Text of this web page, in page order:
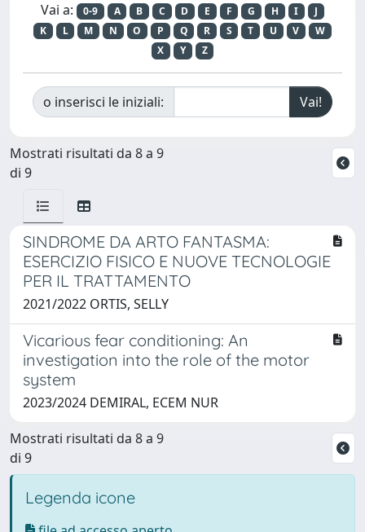
Vai a: 0-9 A B C D E F G H I
J
K
L M N O P Q R S T U V
W
X
Y Z
o inserisci le iniziali:
Mostrati risultati da 8 a 9
di 9
SINDROME DA ARTO FANTASMA:
ESERCIZIO FISICO E NUOVE TECNOLOGIE
PER IL TRATTAMENTO
2021/2022 ORTIS, SELLY
Vicarious fear conditioning: An
investigation into the role of the motor
system
2023/2024 DEMIRAL, ECEM NUR
Mostrati risultati da 8 a 9
di 9
Legenda icone